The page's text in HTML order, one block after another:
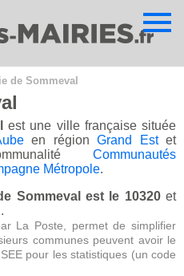
de Sommeval
est une ville française située
en régionGrand Estet
Communautés
Métropole.
Sommeval est le 10320et
La Poste, permet de simplifier
communes peuvent avoir le
pour les statistiques (un code